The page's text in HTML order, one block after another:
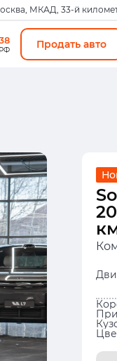
МКАД, 33-й
Продать авто